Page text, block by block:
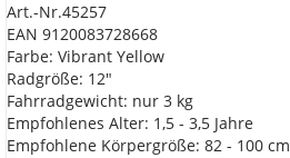
Art.-Nr.45257
EAN 9120083728668
Farbe: Vibrant Yellow
Radgröße: 12"
Fahrradgewicht: nur 3 kg
Empfohlenes Alter: 1,5 - 3,5 Jahre
Empfohlene Körpergröße: 82 - 100 cm